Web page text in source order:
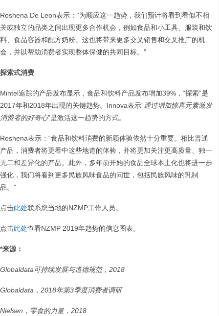
Roshena De Leon表示：“为顺应这一趋势，我们预计将看到看似不相
关或独立的品类之间出现更多合作机会，例如食品和小工具、服装和饮
料、食品容器和配方奶粉。这也将带来更多交叉销售和交叉推广的机
会，并以帮助消费者实现整体保健的共同目标。”
探索式消费
Mintel追踪的产品发布显示，食品和饮料产品发布增加39%，“探索”是
2017年和2018年出现的关键趋势。Innova表示“通过增加惊喜元素激发
消费者的好奇心”是激活这一趋势的方式。
Roshena表示：“食品和饮料消费的新颖体验依然十分重要。相比普通
产品，消费者将更看中这些地道的体验，并将更加关注更高质量、独一
无二和差异化的产品。此外，多年前开始的食品全球本土化也将进一步
强化，我们将看到更多民族风味食品的问世，包括民族风味的乳制
品。”
点击此处联系您当地的NZMP工作人员。
点击此处查看NZMP 2019年趋势的信息图表。
*来源：
Globaldata可持续发展与道德规范， 2018
Globaldata ， 2018年第3季度消费者调研
Nielsen ， 零食的力量， 2018